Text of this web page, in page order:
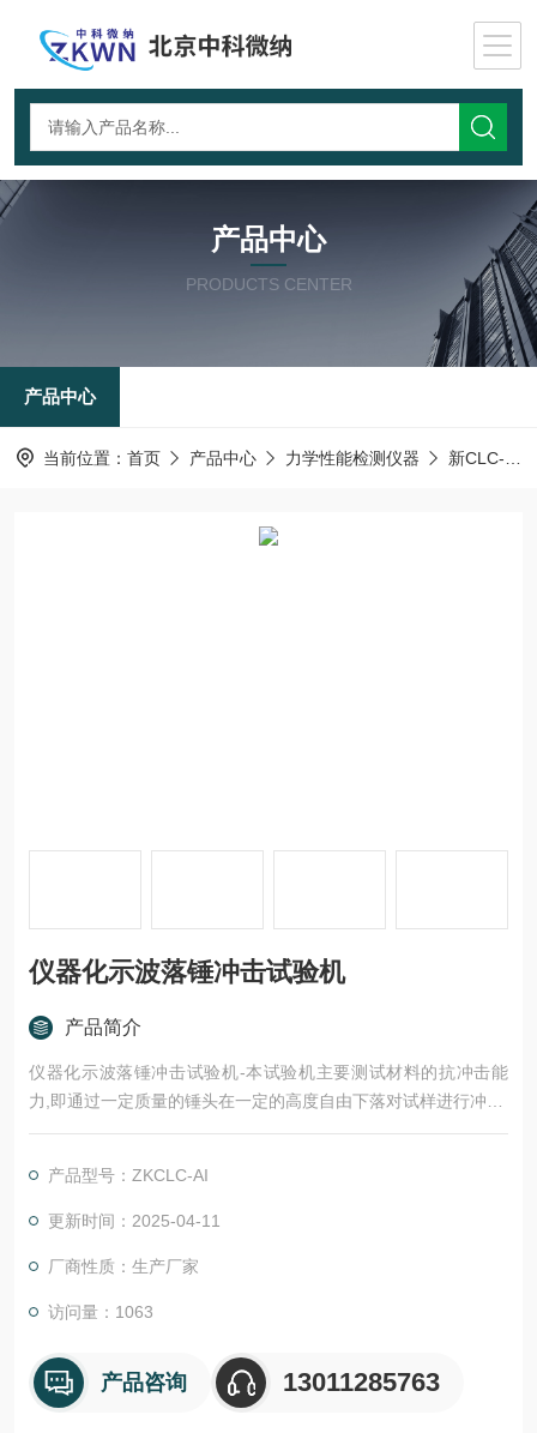
产品中心
PRODUCTS CENTER
产品中心
当前位置： 首页 产品中心 力学性能检测仪器 新CLC-AI-落锤冲击试验机
仪器化示波落锤冲击试验机
产品简介
仪器化示波落锤冲击试验机-本试验机主要测试材料的抗冲击能
力,即通过一定质量的锤头在一定的高度自由下落对试样进行冲击,
通过高速率同步采集锤头对试样冲击接触后的数据,分析试样的抗
产品型号：ZKCLC-AI
更新时间：2025-04-11
厂商性质：生产厂家
访问量：1063
产品咨询 13011285763